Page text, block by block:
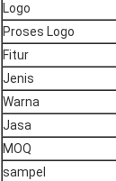
Logo
Proses Logo
Fitur
Jenis
Warna
Jasa
MOQ
sampel